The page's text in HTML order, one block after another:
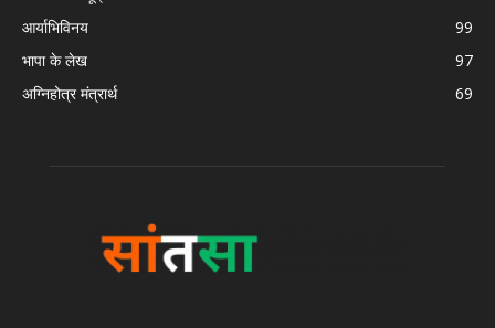
आर्याभिविनय
99
भापा के लेख
97
अग्निहोत्र मंत्रार्थ
69